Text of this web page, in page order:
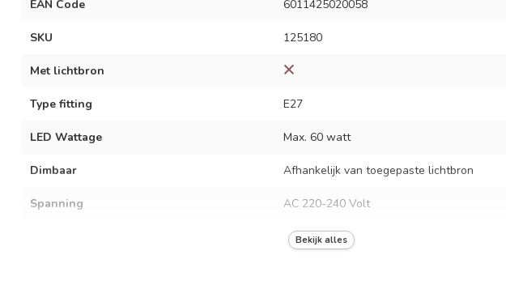
EAN Code 6011425020058
SKU 125180
Met lichtbron
Type fitting E27
LED Wattage Max. 60 watt
Dimbaar Afhankelijk van toegepaste lichtbron
Spanning AC 220-240 Volt
50/60 Hz
Bekijk alles